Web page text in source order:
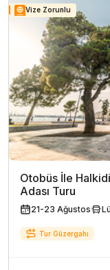
Vize Zorunlu
Otobüs İle
Adası Turu
21-23 Ağustos
Tur Güzergahı